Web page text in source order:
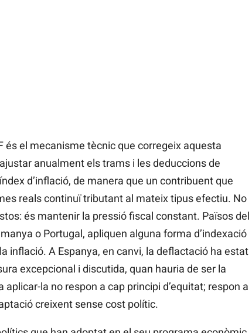
és el mecanisme tècnic que corregeix aquesta
anualment els trams i les deduccions de
d’inflació, de manera que un contribuent que
reals continuï tributant al mateix tipus efectiu. No
és mantenir la pressió fiscal constant. Països del
o Portugal, apliquen alguna forma d’indexació
inflació. A Espanya, en canvi, la deflactació ha estat
excepcional i discutida, quan hauria de ser la
aplicar-la no respon a cap principi d’equitat; respon a
creixent sense cost polític.